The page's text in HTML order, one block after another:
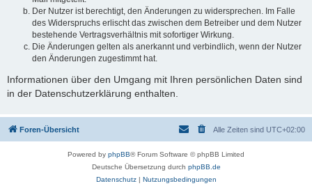
Der Nutzer ist berechtigt, den Änderungen zu widersprechen. Im Falle
des Widerspruchs erlischt das zwischen dem Betreiber und dem Nutzer
bestehende Vertragsverhältnis mit sofortiger Wirkung.
Die Änderungen gelten als anerkannt und verbindlich, wenn der Nutzer
den Änderungen zugestimmt hat.
Informationen über den Umgang mit Ihren persönlichen Daten sind
in der Datenschutzerklärung enthalten.
Foren-Übersicht Alle Zeiten sind UTC+02:00
Powered by phpBB® Forum Software © phpBB Limited
Deutsche Übersetzung durch phpBB.de
Datenschutz| Nutzungsbedingungen